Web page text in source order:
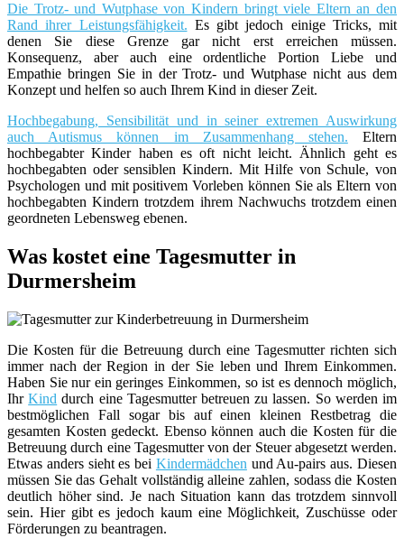
Die Trotz- und Wutphase von Kindern bringt viele Eltern an den
Rand ihrer Leistungsfähigkeit. Es gibt jedoch einige Tricks, mit
denen Sie diese Grenze gar nicht erst erreichen müssen.
Konsequenz, aber auch eine ordentliche Portion Liebe und
Empathie bringen Sie in der Trotz- und Wutphase nicht aus dem
Konzept und helfen so auch Ihrem Kind in dieser Zeit.
Hochbegabung, Sensibilität und in seiner extremen Auswirkung
auch Autismus können im Zusammenhang stehen. Eltern
hochbegabter Kinder haben es oft nicht leicht. Ähnlich geht es
hochbegabten oder sensiblen Kindern. Mit Hilfe von Schule, von
Psychologen und mit positivem Vorleben können Sie als Eltern von
hochbegabten Kindern trotzdem ihrem Nachwuchs trotzdem einen
geordneten Lebensweg ebenen.
Was kostet eine Tagesmutter in
Durmersheim
Die Kosten für die Betreuung durch eine Tagesmutter richten sich
immer nach der Region in der Sie leben und Ihrem Einkommen.
Haben Sie nur ein geringes Einkommen, so ist es dennoch möglich,
IhrKind durch eine Tagesmutter betreuen zu lassen. So werden im
bestmöglichen Fall sogar bis auf einen kleinen Restbetrag die
gesamten Kosten gedeckt. Ebenso können auch die Kosten für die
Betreuung durch eine Tagesmutter von der Steuer abgesetzt werden.
Etwas anders sieht es bei Kindermädchen und Au-pairs aus. Diesen
müssen Sie das Gehalt vollständig alleine zahlen, sodass die Kosten
deutlich höher sind. Je nach Situation kann das trotzdem sinnvoll
sein. Hier gibt es jedoch kaum eine Möglichkeit, Zuschüsse oder
Förderungen zu beantragen.